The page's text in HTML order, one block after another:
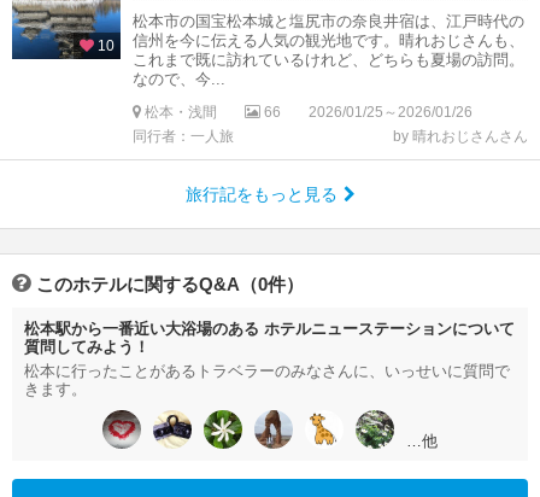
10
松本市の国宝松本城と塩尻市の奈良井宿は、江戸時代の
信州を今に伝える人気の観光地です。晴れおじさんも、
これまで既に訪れているけれど、どちらも夏場の訪問。
なので、今...
松本・浅間 66
2026/01/25～2026/01/26
同行者：一人旅
by 晴れおじさんさん
旅行記をもっと見る
このホテルに関するQ&A（0件）
松本駅から一番近い大浴場のある ホテルニューステーションについて
質問してみよう！
松本に行ったことがあるトラベラーのみなさんに、いっせいに質問で
きます。
…他